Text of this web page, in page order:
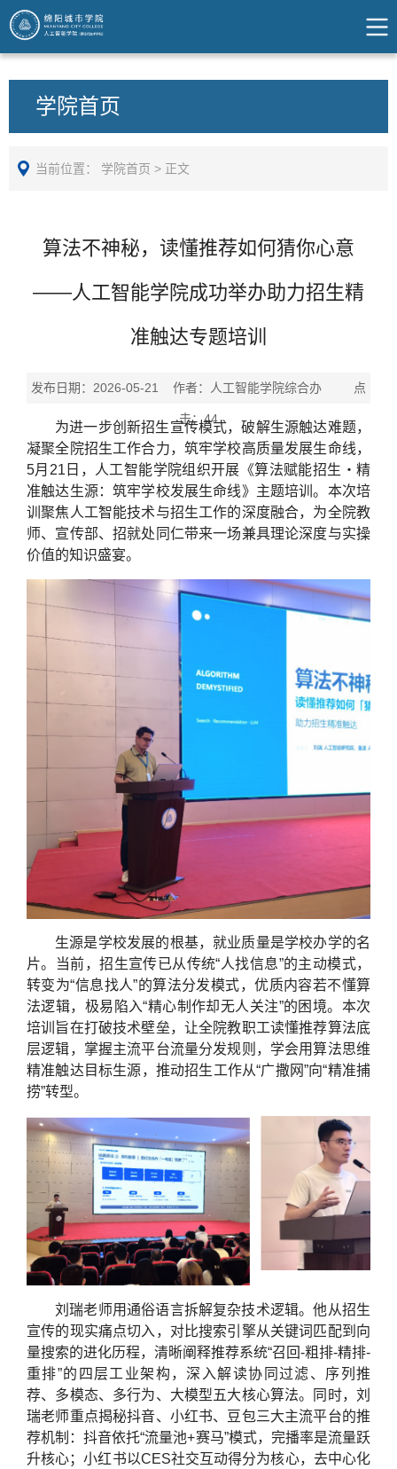
学院首页
当前位置： 学院首页 > 正文
算法不神秘，读懂推荐如何猜你心意
——人工智能学院成功举办助力招生精
准触达专题培训
发布日期：2026-05-21 作者：人工智能学院综合办 点
击：44
为进一步创新招生宣传模式，破解生源触达难题，
凝聚全院招生工作合力，筑牢学校高质量发展生命线，
5月21日，人工智能学院组织开展《算法赋能招生・精
准触达生源：筑牢学校发展生命线》主题培训。本次培
训聚焦人工智能技术与招生工作的深度融合，为全院教
师、宣传部、招就处同仁带来一场兼具理论深度与实操
价值的知识盛宴。
生源是学校发展的根基，就业质量是学校办学的名
片。当前，招生宣传已从传统“人找信息”的主动模式，
转变为“信息找人”的算法分发模式，优质内容若不懂算
法逻辑，极易陷入“精心制作却无人关注”的困境。本次
培训旨在打破技术壁垒，让全院教职工读懂推荐算法底
层逻辑，掌握主流平台流量分发规则，学会用算法思维
精准触达目标生源，推动招生工作从“广撒网”向“精准捕
捞”转型。
刘瑞老师用通俗语言拆解复杂技术逻辑。他从招生
宣传的现实痛点切入，对比搜索引擎从关键词匹配到向
量搜索的进化历程，清晰阐释推荐系统“召回-粗排-精排-
重排”的四层工业架构，深入解读协同过滤、序列推
荐、多模态、多行为、大模型五大核心算法。同时，刘
瑞老师重点揭秘抖音、小红书、豆包三大主流平台的推
荐机制：抖音依托“流量池+赛马”模式，完播率是流量跃
升核心；小红书以CES社交互动得分为核心，去中心化